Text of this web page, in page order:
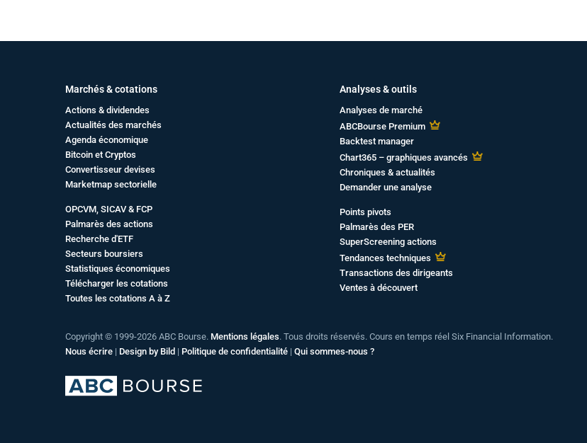
Marchés & cotations
Actions & dividendes
Actualités des marchés
Agenda économique
Bitcoin et Cryptos
Convertisseur devises
Marketmap sectorielle
OPCVM, SICAV & FCP
Palmarès des actions
Recherche d'ETF
Secteurs boursiers
Statistiques économiques
Télécharger les cotations
Toutes les cotations A à Z
Analyses & outils
Analyses de marché
ABCBourse Premium
Backtest manager
Chart365 – graphiques avancés
Chroniques & actualités
Demander une analyse
Points pivots
Palmarès des PER
SuperScreening actions
Tendances techniques
Transactions des dirigeants
Ventes à découvert
Copyright © 1999-2026 ABC Bourse. Mentions légales. Tous droits réservés. Cours en temps réel Six Financial Information.
Nous écrire | Design by Bild | Politique de confidentialité | Qui sommes-nous ?